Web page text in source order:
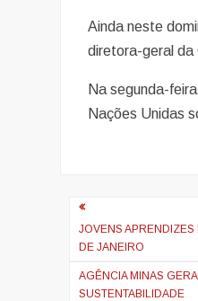
Ainda neste
diretora-geral da
Na segunda-
Nações Unidas
Navegação
de
artigos
JOVENS APRENDIZES
DE JANEIRO
AGÊNCIA MINAS
SUSTENTABILIDADE